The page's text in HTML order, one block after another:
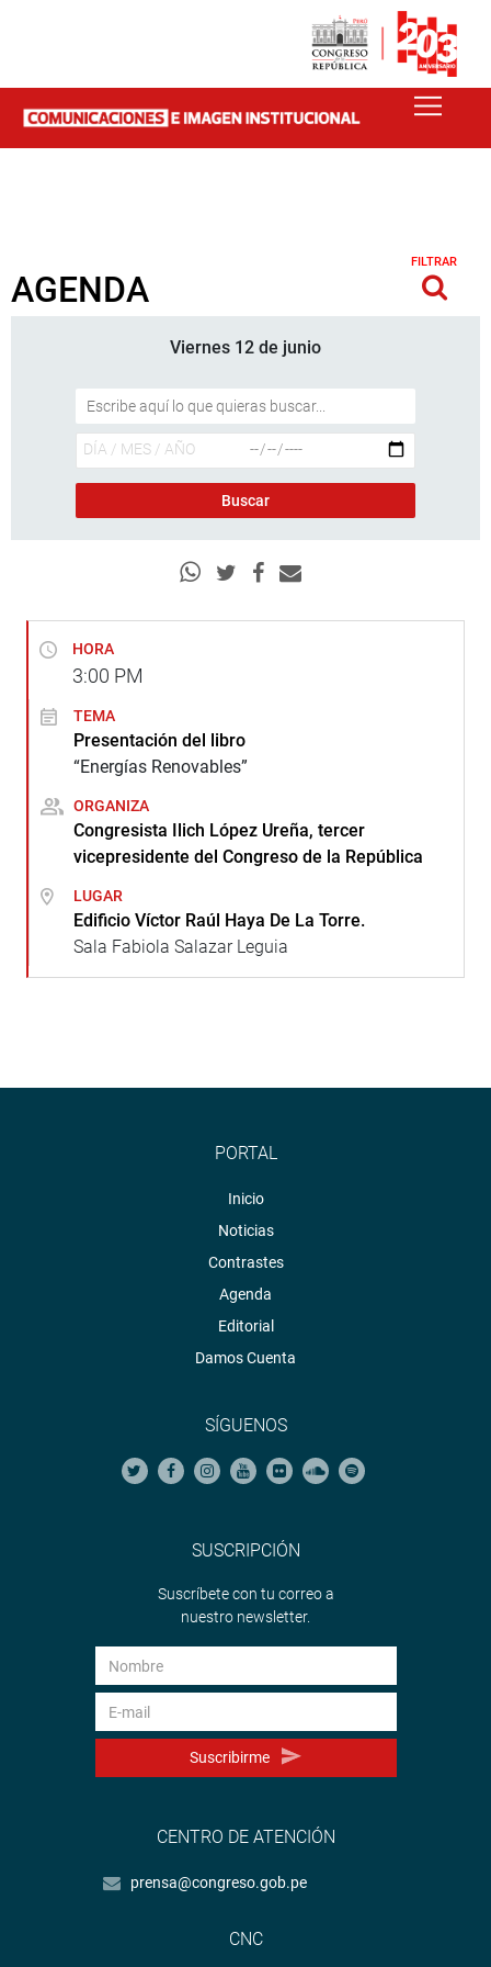
AGENDA
FILTRAR
Viernes 12 de junio
HORA
3:00 PM
TEMA
Presentación del libro
“Energías Renovables”
ORGANIZA
Congresista Ilich López Ureña, tercer
vicepresidente del Congreso de la República
LUGAR
Edificio Víctor Raúl Haya De La Torre.
Sala Fabiola Salazar Leguia
PORTAL
Inicio
Noticias
Contrastes
Agenda
Editorial
Damos Cuenta
SÍGUENOS
SUSCRIPCIÓN
Suscríbete con tu correo a
nuestro newsletter.
Suscribirme
CENTRO DE ATENCIÓN
prensa@congreso.gob.pe
CNC